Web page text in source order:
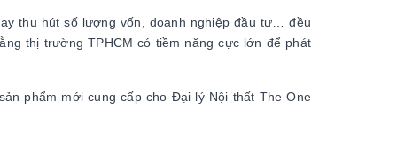
thu hút số lượng vốn, doanh nghiệp đầu tư… đều
thị trường TPHCM có tiềm năng cực lớn để phát
phẩm mới cung cấp cho Đại lý Nội thất The One